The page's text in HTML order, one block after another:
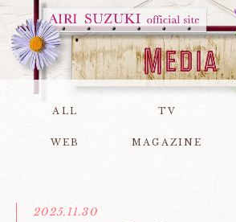
ALL TV
WEB MAGAZINE
2025.11.30